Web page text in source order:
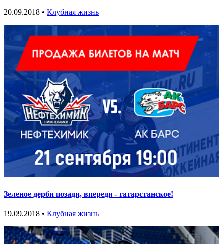
20.09.2018 • Клубная жизнь
Зеленое дерби позади, впереди - татарстанское!
19.09.2018 • Клубная жизнь